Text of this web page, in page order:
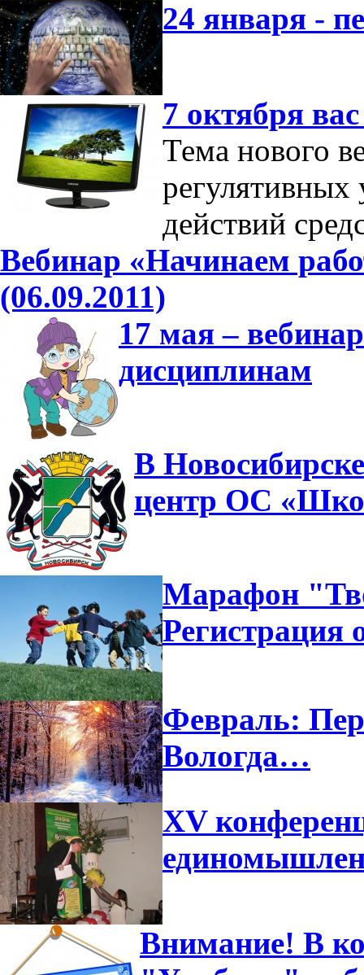
24 января -
7 октября
Тема нового
действий
Вебинар «Начинаем
(06.09.2011)
17 мая –
дисциплинам
В
центр ОС
Марафон
Регистрация
Февраль:
Вологда…
XV
Внимание! В